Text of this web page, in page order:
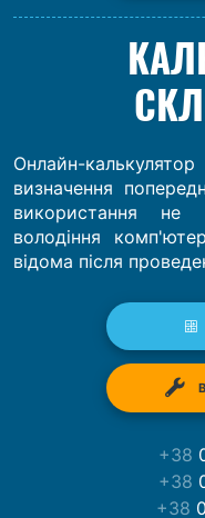
Онлайн-
визначення
використання не
володіння
відома після
+38
+38
+38